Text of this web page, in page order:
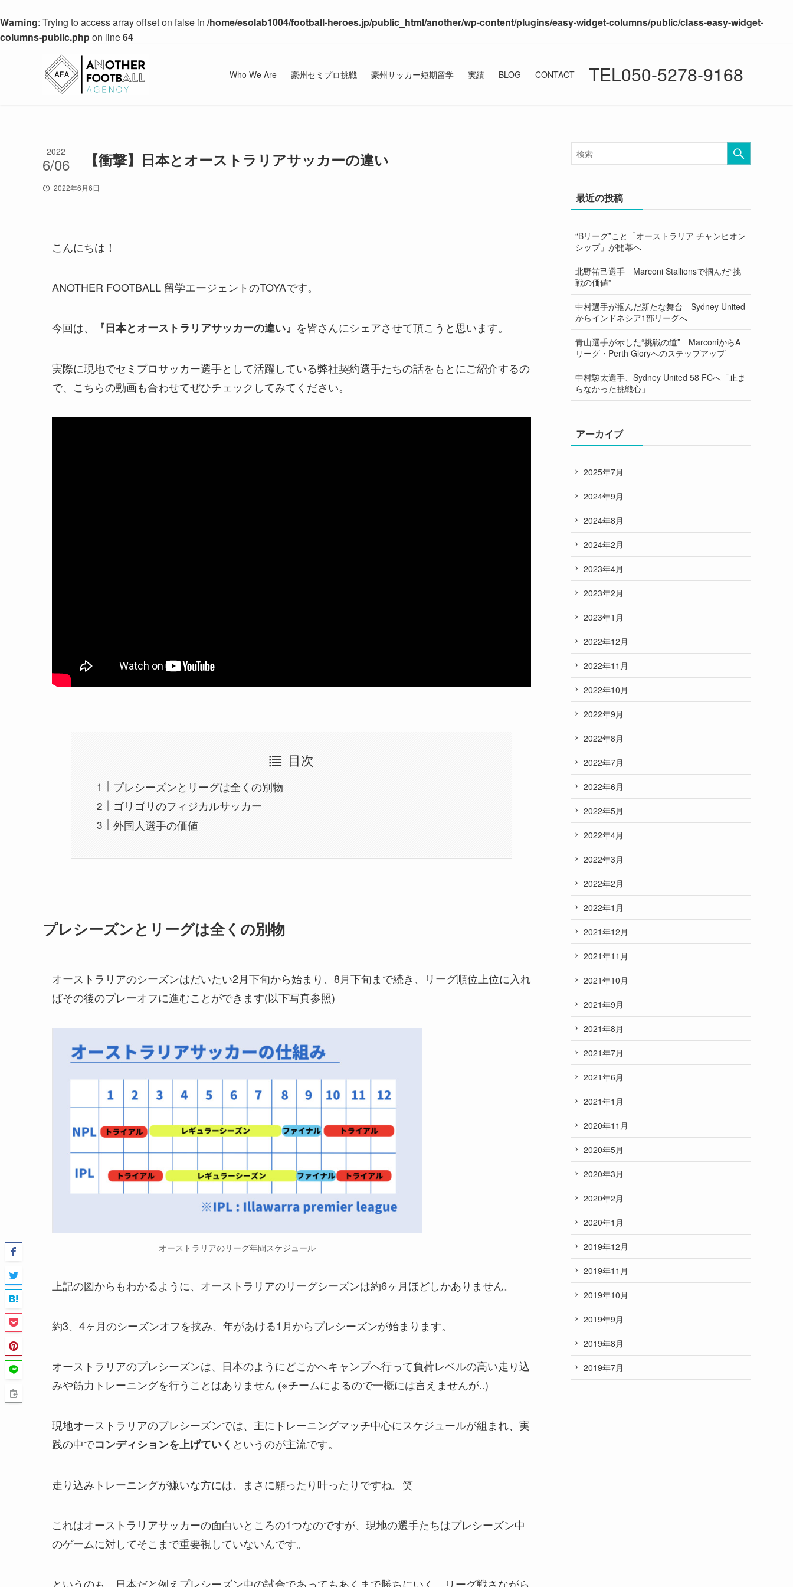
Warning: Trying to access array offset on false in /home/esolab1004/football-heroes.jp/public_html/another/wp-content/plugins/easy-widget-columns/public/class-easy-widget-
columns-public.phpon line64
Who We Are 豪州セミプロ挑戦 豪州サッカー短期留学 実績 BLOG CONTACT TEL050-5278-9168
【衝撃】日本とオーストラリアサッカーの違い
2022
6/06
2022年6月6日
こんにちは！
ANOTHER FOOTBALL 留学エージェントのTOYAです。
今回は、 『日本とオーストラリアサッカーの違い』 を皆さんにシェアさせて頂こうと思います。
実際に現地でセミプロサッカー選手として活躍している弊社契約選手たちの話をもとにご紹介するの
で、こちらの動画も合わせてぜひチェックしてみてください。
目次
プレシーズンとリーグは全くの別物
ゴリゴリのフィジカルサッカー
外国人選手の価値
プレシーズンとリーグは全くの別物
オーストラリアのシーズンはだいたい2月下旬から始まり、8月下旬まで続き、リーグ順位上位に入れ
ばその後のプレーオフに進むことができます(以下写真参照)
オーストラリアのリーグ年間スケジュール
上記の図からもわかるように、オーストラリアのリーグシーズンは約6ヶ月ほどしかありません。
約3、4ヶ月のシーズンオフを挟み、年があける1月からプレシーズンが始まります。
オーストラリアのプレシーズンは、日本のようにどこかへキャンプへ行って負荷レベルの高い走り込
みや筋力トレーニングを行うことはありません (※チームによるので一概には言えませんが..)
現地オーストラリアのプレシーズンでは、主にトレーニングマッチ中心にスケジュールが組まれ、実
践の中でコンディションを上げていく というのが主流です。
走り込みトレーニングが嫌いな方には、まさに願ったり叶ったりですね。笑
これはオーストラリアサッカーの面白いところの1つなのですが、現地の選手たちはプレシーズン中
のゲームに対してそこまで重要視していないんです。
というのも、日本だと例えプレシーズン中の試合であってもあくまで勝ちにいく、リーグ戦さながら
最近の投稿
“Bリーグ”こと「オーストラリア チャンピオン
シップ」が開幕へ
北野祐己選手 Marconi Stallionsで掴んだ“挑
戦の価値”
中村選手が掴んだ新たな舞台 Sydney United
からインドネシア1部リーグへ
青山選手が示した“挑戦の道” MarconiからA
リーグ・Perth Gloryへのステップアップ
中村駿太選手、Sydney United 58 FCへ「止ま
らなかった挑戦心」
アーカイブ
2025年7月
2024年9月
2024年8月
2024年2月
2023年4月
2023年2月
2023年1月
2022年12月
2022年11月
2022年10月
2022年9月
2022年8月
2022年7月
2022年6月
2022年5月
2022年4月
2022年3月
2022年2月
2022年1月
2021年12月
2021年11月
2021年10月
2021年9月
2021年8月
2021年7月
2021年6月
2021年1月
2020年11月
2020年5月
2020年3月
2020年2月
2020年1月
2019年12月
2019年11月
2019年10月
2019年9月
2019年8月
2019年7月